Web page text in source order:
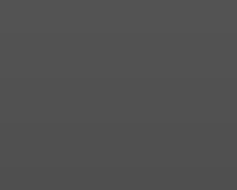
и техникой Росгвардии
по Пензенской области Павел
Лермонтовский праздник